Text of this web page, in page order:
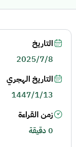
التاريخ
2025/7/8
التاريخ الهجري
1447/1/13
زمن القراءة
0 دقيقة